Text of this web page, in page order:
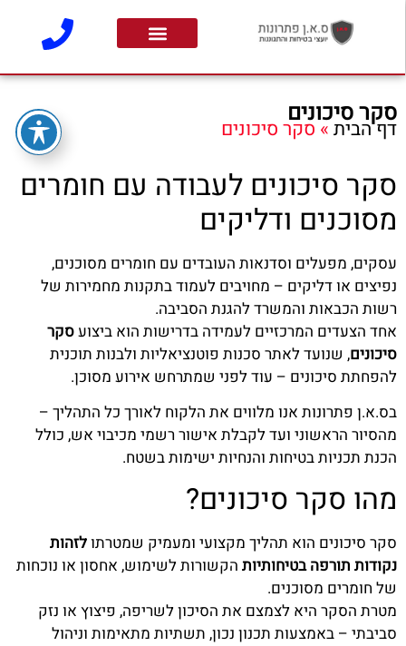
סקר סיכונים
דף הבית»סקר סיכונים
סקר סיכונים לעבודה עם חומרים
מסוכנים ודליקים
עסקים, מפעלים וסדנאות העובדים עם חומרים מסוכנים,
נפיצים או דליקים – מחויבים לעמוד בתקנות מחמירות של
רשות הכבאות והמשרד להגנת הסביבה.
אחד הצעדים המרכזיים לעמידה בדרישות הוא ביצועסקר
סיכונים, שנועד לאתר סכנות פוטנציאליות ולבנות תוכנית
להפחתת סיכונים – עוד לפני שמתרחש אירוע מסוכן.
בס.א.ן פתרונות אנו מלווים את הלקוח לאורך כל התהליך –
מהסיור הראשוני ועד לקבלת אישור רשמי מכיבוי אש, כולל
הכנת תכניות בטיחות והנחיות ישימות בשטח.
מהו סקר סיכונים?
סקר סיכונים הוא תהליך מקצועי ומעמיק שמטרתולזהות
נקודות תורפה בטיחותיותהקשורות לשימוש, אחסון או נוכחות
של חומרים מסוכנים.
מטרת הסקר היא לצמצם את הסיכון לשריפה, פיצוץ או נזק
סביבתי – באמצעות תכנון נכון, תשתיות מתאימות וניהול